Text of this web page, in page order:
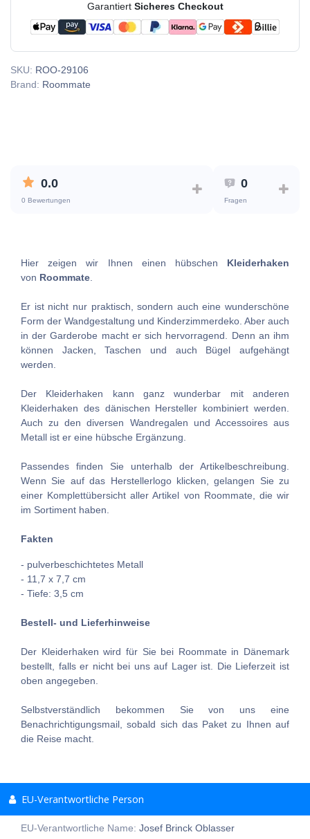
Garantiert Sicheres Checkout
SKU: ROO-29106
Brand: Roommate
0.0
0 Bewertungen
0
Fragen
Hier zeigen wir Ihnen einen hübschen Kleiderhaken
von Roommate.
Er ist nicht nur praktisch, sondern auch eine wunderschöne
Form der Wandgestaltung und Kinderzimmerdeko. Aber auch
in der Garderobe macht er sich hervorragend. Denn an ihm
können Jacken, Taschen und auch Bügel aufgehängt
werden.
Der Kleiderhaken kann ganz wunderbar mit anderen
Kleiderhaken des dänischen Hersteller kombiniert werden.
Auch zu den diversen Wandregalen und Accessoires aus
Metall ist er eine hübsche Ergänzung.
Passendes finden Sie unterhalb der Artikelbeschreibung.
Wenn Sie auf das Herstellerlogo klicken, gelangen Sie zu
einer Komplettübersicht aller Artikel von Roommate, die wir
im Sortiment haben.
Fakten
- pulverbeschichtetes Metall
- 11,7 x 7,7 cm
- Tiefe: 3,5 cm
Bestell- und Lieferhinweise
Der Kleiderhaken wird für Sie bei Roommate in Dänemark
bestellt, falls er nicht bei uns auf Lager ist. Die Lieferzeit ist
oben angegeben.
Selbstverständlich bekommen Sie von uns eine
Benachrichtigungsmail, sobald sich das Paket zu Ihnen auf
die Reise macht.
EU-Verantwortliche Person
EU-Verantwortliche Name: Josef Brinck Oblasser